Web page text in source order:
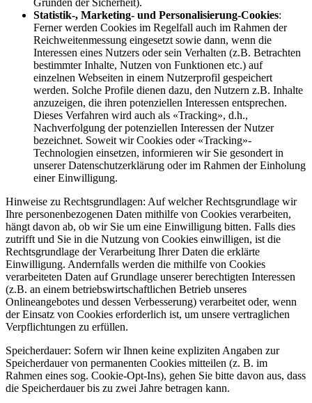
Statistik-, Marketing- und Personalisierung-Cookies:
Ferner werden Cookies im Regelfall auch im Rahmen der
Reichweitenmessung eingesetzt sowie dann, wenn die
Interessen eines Nutzers oder sein Verhalten (z.B. Betrachten
bestimmter Inhalte, Nutzen von Funktionen etc.) auf
einzelnen Webseiten in einem Nutzerprofil gespeichert
werden. Solche Profile dienen dazu, den Nutzern z.B. Inhalte
anzuzeigen, die ihren potenziellen Interessen entsprechen.
Dieses Verfahren wird auch als «Tracking», d.h.,
Nachverfolgung der potenziellen Interessen der Nutzer
bezeichnet. Soweit wir Cookies oder «Tracking»-
Technologien einsetzen, informieren wir Sie gesondert in
unserer Datenschutzerklärung oder im Rahmen der Einholung
einer Einwilligung.
Hinweise zu Rechtsgrundlagen: Auf welcher Rechtsgrundlage wir
Ihre personenbezogenen Daten mithilfe von Cookies verarbeiten,
hängt davon ab, ob wir Sie um eine Einwilligung bitten. Falls dies
zutrifft und Sie in die Nutzung von Cookies einwilligen, ist die
Rechtsgrundlage der Verarbeitung Ihrer Daten die erklärte
Einwilligung. Andernfalls werden die mithilfe von Cookies
verarbeiteten Daten auf Grundlage unserer berechtigten Interessen
(z.B. an einem betriebswirtschaftlichen Betrieb unseres
Onlineangebotes und dessen Verbesserung) verarbeitet oder, wenn
der Einsatz von Cookies erforderlich ist, um unsere vertraglichen
Verpflichtungen zu erfüllen.
Speicherdauer: Sofern wir Ihnen keine expliziten Angaben zur
Speicherdauer von permanenten Cookies mitteilen (z. B. im
Rahmen eines sog. Cookie-Opt-Ins), gehen Sie bitte davon aus, dass
die Speicherdauer bis zu zwei Jahre betragen kann.